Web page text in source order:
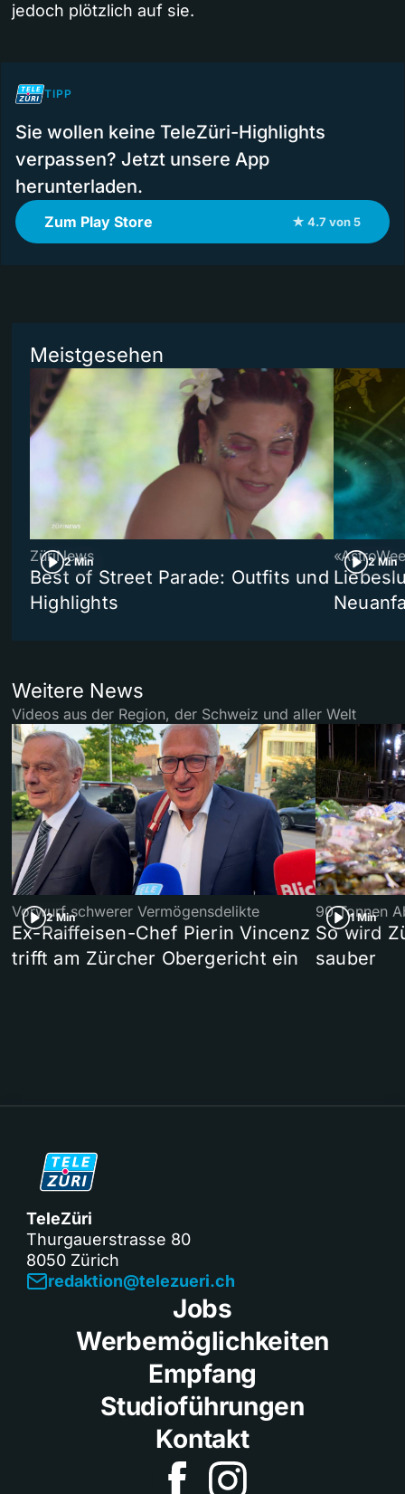
jedoch plötzlich auf sie.
TIPP
Sie wollen keine TeleZüri-Highlights
verpassen? Jetzt unsere App
herunterladen.
Zum Play Store ★ 4.7 von 5
Meistgesehen
2 Min
ZüriNews
Best of Street Parade: Outfits und
Highlights
2 Min
Weitere News
Videos aus der Region, der Schweiz und aller Welt
2 Min
Vorwurf schwerer Vermögensdelikte
Ex-Raiffeisen-Chef Pierin Vincenz
trifft am Zürcher Obergericht ein
1 Min
90 Tonnen
So wird
sauber
TeleZüri
Thurgauerstrasse 80
8050 Zürich
redaktion@telezueri.ch
Jobs
Werbemöglichkeiten
Empfang
Studioführungen
Kontakt